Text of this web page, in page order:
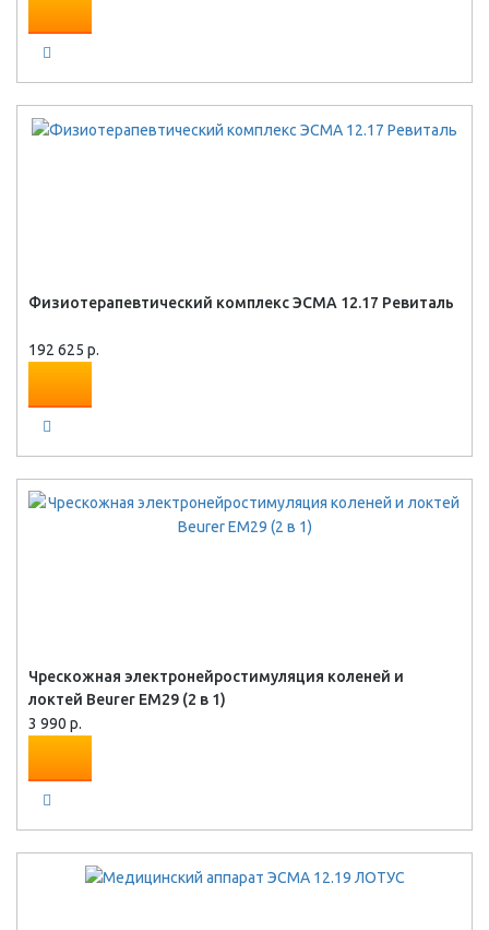
Физиотерапевтический комплекс ЭСМА 12.17 Ревиталь
192 625 р.
Чрескожная электронейростимуляция коленей и
локтей Beurer EM29 (2 в 1)
3 990 р.